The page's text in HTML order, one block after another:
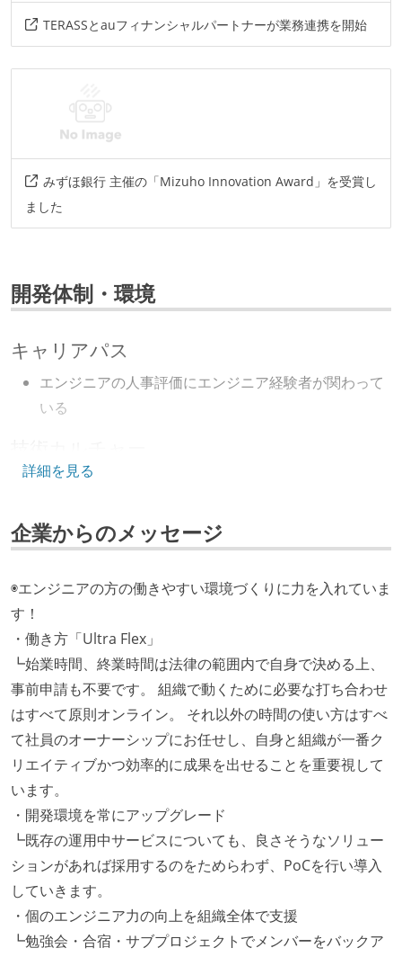
TERASSとauフィナンシャルパートナーが業務連携を開始
みずほ銀行 主催の「Mizuho Innovation Award」を受賞し
ました
開発体制・環境
キャリアパス
エンジニアの人事評価にエンジニア経験者が関わって
いる
CTO またはそれに準じる、技術やワークフローの標準
取締役（社内）または執行役員として、エンジニアリ
ング部門の人間が経営に参加している
開発メンバーの裁量
OS やエディタ、IDE といった個人の環境は、各自の責
任で好きなものを使うことができる
企画を決定する場に、実装を担当する開発メンバーが
参加している
タスクの見積もりは、実装を担当するメンバーが中心
となって行う
全体のスケジュール管理は、途中の成果を随時確認し
ながら、納期または盛り込む機能を柔軟に調整する形
で行う
プロダクトの開発言語やフレームワークなど主要な構
成技術は、基本的に最新版より1年以上ビハインドし
ていない
コード品質向上のための取り組み
詳細を見る
企業からのメッセージ
◉エンジニアの方の働きやすい環境づくりに力を入れていま
す！
・働き方「Ultra Flex」
┗始業時間、終業時間は法律の範囲内で自身で決める上、
事前申請も不要です。 組織で動くために必要な打ち合わせ
はすべて原則オンライン。 それ以外の時間の使い方はすべ
て社員のオーナーシップにお任せし、自身と組織が一番ク
リエイティブかつ効率的に成果を出せることを重要視して
います。
・開発環境を常にアップグレード
┗既存の運用中サービスについても、良さそうなソリュー
ションがあれば採用するのをためらわず、PoCを行い導入
していきます。
・個のエンジニア力の向上を組織全体で支援
┗勉強会・合宿・サブプロジェクトでメンバーをバックア